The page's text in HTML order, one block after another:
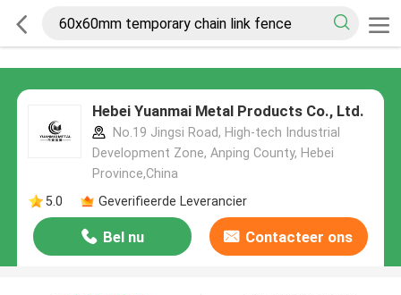
Hebei Yuanmai Metal Products Co., Ltd.
No.19 Jingsi Road, High-tech Industrial
Development Zone, Anping County, Hebei
Province,China
5.0
Geverifieerde Leverancier
Bel nu Contacteer ons